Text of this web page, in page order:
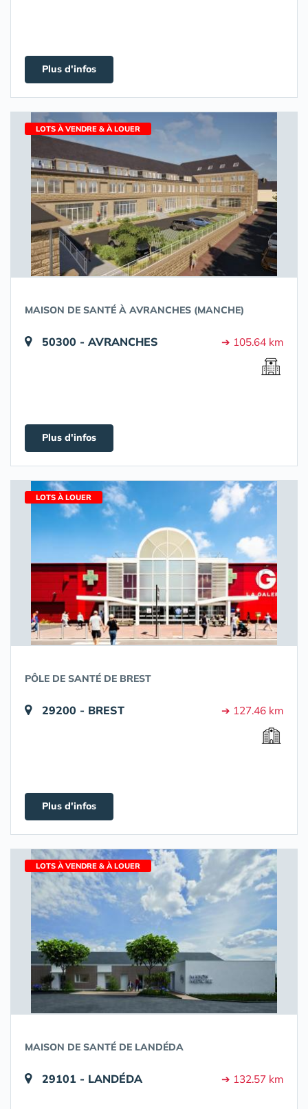
Plus d'infos
LOTS À VENDRE & À LOUER
MAISON DE SANTÉ À AVRANCHES (MANCHE)
50300 - AVRANCHES ➔ 105.64 km
Plus d'infos
LOTS À LOUER
PÔLE DE SANTÉ DE BREST
29200 - BREST ➔ 127.46 km
Plus d'infos
LOTS À VENDRE & À LOUER
MAISON DE SANTÉ DE LANDÉDA
29101 - LANDÉDA ➔ 132.57 km